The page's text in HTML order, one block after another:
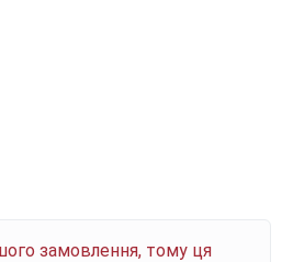
замовлення, тому ця